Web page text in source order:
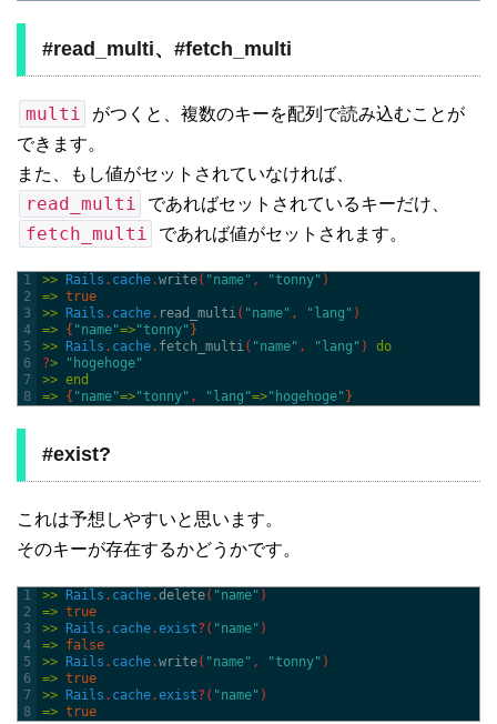
#read_multi、#fetch_multi
multi
がつくと、複数のキーを配列で読み込むことが
できます。
また、もし値がセットされていなければ、
read_multi であればセットされているキーだけ、
fetch_multi であれば値がセットされます。
1
2
3
4
5
6
7
8
>> Rails . cache.write( "name" , "tonny" )
=> true
>> Rails . cache. read_multi ( "name" , "lang" )
=> { "name"=>"tonny"}
>> Rails . cache. fetch_multi ( "name" , "lang" )
do
?>
"hogehoge"
>> end
=> { "name"=>"tonny" , "lang"=>"hogehoge"}
#exist?
これは予想しやすいと思います。
そのキーが存在するかどうかです。
1
2
3
4
5
6
7
8
>> Rails . cache.delete( "name" )
=> true
>> Rails . cache.exist? ( "name" )
=> false
>> Rails . cache.write( "name" , "tonny" )
=> true
>> Rails . cache.exist? ( "name" )
=> true